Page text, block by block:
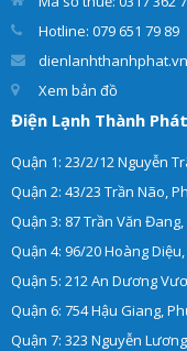
Hotline: 079 651 79 89
Xem bản đồ
Điện Lạnh Thành
Quận 1: 23/2/12 Nguyễn
Quận 2: 43/23 Trần Não,
Quận 3: 87 Trần Văn
Quận 4: 96/20 Hoàng
Quận 5: 212 An Dương
Quận 6: 754 Hậu Giang,
Quận 7: 323 Nguyễn